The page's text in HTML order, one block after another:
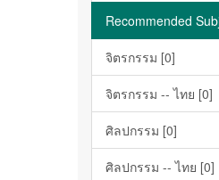
Recommended
จิตรกรรม [0]
จิตรกรรม -- ไทย [0]
ศิลปกรรม [0]
ศิลปกรรม -- ไทย [0]